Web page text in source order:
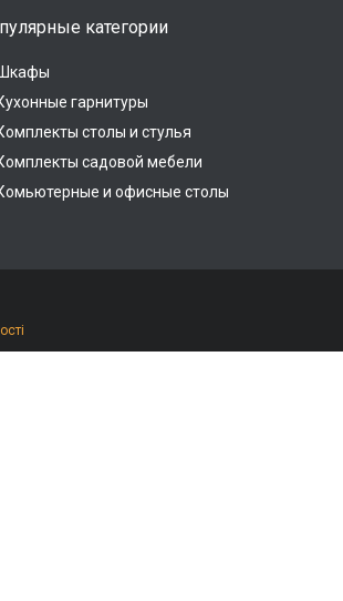
категории
гарнитуры
столы и стулья
садовой мебели
и офисные столы